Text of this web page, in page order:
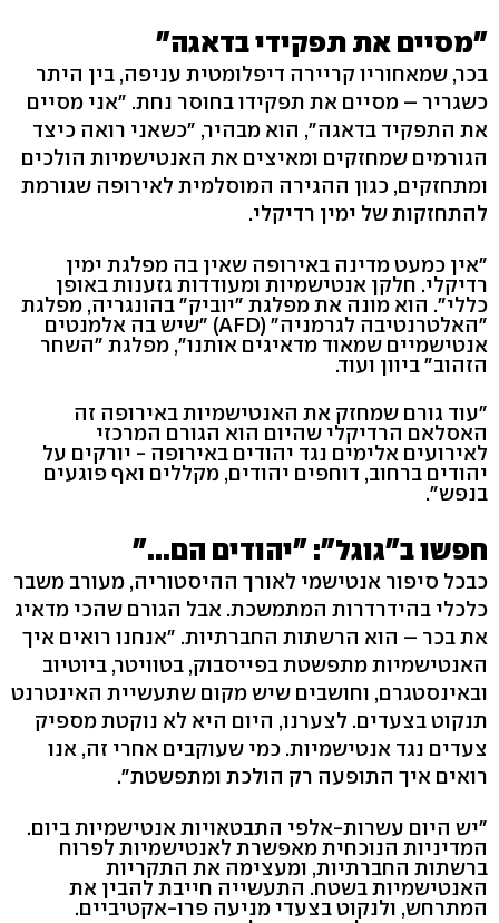
"מסיים את תפקידי בדאגה"
בכר, שמאחוריו קריירה דיפלומטית עניפה, בין היתר
כשגריר – מסיים את תפקידו בחוסר נחת. "אני מסיים
את התפקיד בדאגה", הוא מבהיר, "כשאני רואה כיצד
הגורמים שמחזקים ומאיצים את האנטישמיות הולכים
ומתחזקים, כגון ההגירה המוסלמית לאירופה שגורמת
להתחזקות של ימין רדיקלי.
"אין כמעט מדינה באירופה שאין בה מפלגת ימין
רדיקלי. חלקן אנטישמיות ומעודדות גזענות באופן
כללי". הוא מונה את מפלגת "יוביק" בהונגריה, מפלגת
"האלטרנטיבה לגרמניה" (AFD) "שיש בה אלמנטים
אנטישמיים שמאוד מדאיגים אותנו", מפלגת "השחר
הזהוב" ביוון ועוד.
"עוד גורם שמחזק את האנטישמיות באירופה זה
האסלאם הרדיקלי שהיום הוא הגורם המרכזי
לאירועים אלימים נגד יהודים באירופה - יורקים על
יהודים ברחוב, דוחפים יהודים, מקללים ואף פוגעים
בנפש".
חפשו ב"גוגל": "יהודים הם..."
כבכל סיפור אנטישמי לאורך ההיסטוריה, מעורב משבר
כלכלי בהידרדרות המתמשכת. אבל הגורם שהכי מדאיג
את בכר – הוא הרשתות החברתיות. "אנחנו רואים איך
האנטישמיות מתפשטת בפייסבוק, בטוויטר, ביוטיוב
ובאינסטגרם, וחושבים שיש מקום שתעשיית האינטרנט
תנקוט בצעדים. לצערנו, היום היא לא נוקטת מספיק
צעדים נגד אנטישמיות. כמי שעוקבים אחרי זה, אנו
רואים איך התופעה רק הולכת ומתפשטת".
"יש היום עשרות-אלפי התבטאויות אנטישמיות ביום.
המדיניות הנוכחית מאפשרת לאנטישמיות לפרוח
ברשתות החברתיות, ומעצימה את התקריות
האנטישמיות בשטח. התעשייה חייבת להבין את
המתרחש, ולנקוט בצעדי מניעה פרו-אקטיביים.